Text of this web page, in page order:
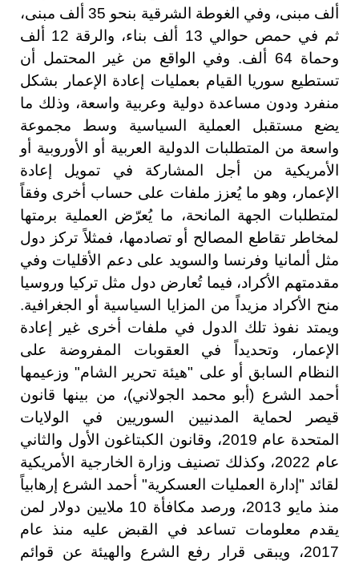
ألف مبنى، وفي الغوطة الشرقية بنحو 35 ألف مبنى،
ثم في حمص حوالي 13 ألف بناء، والرقة 12 ألف
وحماة 64 ألف. وفي الواقع من غير المحتمل أن
تستطيع سوريا القيام بعمليات إعادة الإعمار بشكل
منفرد ودون مساعدة دولية وعربية واسعة، وذلك ما
يضع مستقبل العملية السياسية وسط مجموعة
واسعة من المتطلبات الدولية العربية أو الأوروبية أو
الأمريكية من أجل المشاركة في تمويل إعادة
الإعمار، وهو ما يُعزز ملفات على حساب أخرى وفقاً
لمتطلبات الجهة المانحة، ما يُعرّض العملية برمتها
لمخاطر تقاطع المصالح أو تصادمها، فمثلاً تركز دول
مثل ألمانيا وفرنسا والسويد على دعم الأقليات وفي
مقدمتهم الأكراد، فيما تُعارض دول مثل تركيا وروسيا
منح الأكراد مزيداً من المزايا السياسية أو الجغرافية.
ويمتد نفوذ تلك الدول في ملفات أخرى غير إعادة
الإعمار، وتحديداً في العقوبات المفروضة على
النظام السابق أو على "هيئة تحرير الشام" وزعيمها
أحمد الشرع (أبو محمد الجولاني)، من بينها قانون
قيصر لحماية المدنيين السوريين في الولايات
المتحدة عام 2019، وقانون الكبتاغون الأول والثاني
عام 2022، وكذلك تصنيف وزارة الخارجية الأمريكية
لقائد "إدارة العمليات العسكرية" أحمد الشرع إرهابياً
منذ مايو 2013، ورصد مكافأة 10 ملايين دولار لمن
يقدم معلومات تساعد في القبض عليه منذ عام
2017، ويبقى قرار رفع الشرع والهيئة عن قوائم